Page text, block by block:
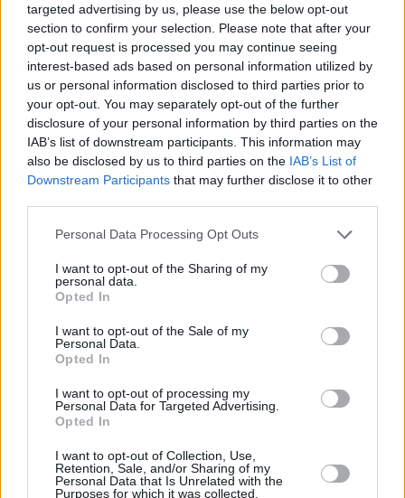
targeted advertising by us, please use the below opt-out
section to confirm your selection. Please note that after your
opt-out request is processed you may continue seeing
interest-based ads based on personal information utilized by
us or personal information disclosed to third parties prior to
your opt-out. You may separately opt-out of the further
disclosure of your personal information by third parties on the
IAB’s list of downstream participants. This information may
also be disclosed by us to third parties on the IAB’s List of
Downstream Participants that may further disclose it to other
Please note that this website/app uses one or more Google
not limited to your visit or usage behaviour. You may click to
grant or deny consent to Google and its third-party tags to
use your data for below specified purposes in below Google
consent section.
Personal Data Processing Opt Outs
I want to opt-out of the Sharing of my
personal data.
Opted In
I want to opt-out of the Sale of my
Personal Data.
Opted In
I want to opt-out of processing my
Personal Data for Targeted Advertising.
Opted In
I want to opt-out of Collection, Use,
Retention, Sale, and/or Sharing of my
Personal Data that Is Unrelated with the
Purposes for which it was collected.
Μυστήριο 3.500 ετών στη Σαντορίνη: Ο 15χρονος
που δεν πρόλαβε να ξεφύγει από το τσουνάμι
μπορεί ν' αλλάξει τη χρονολογία της μεγάλης
έκρηξης
08.08.2026, 18:08